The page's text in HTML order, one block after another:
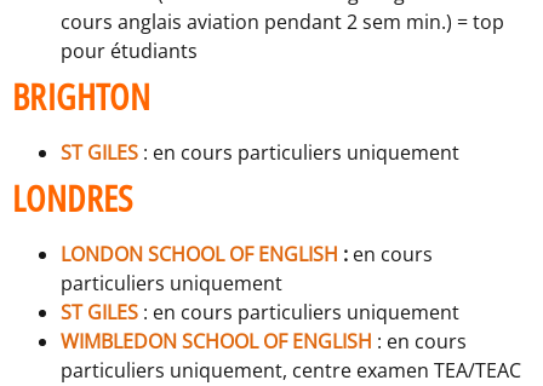
cours anglais aviation pendant 2 sem min.) = top
pour étudiants
BRIGHTON
ST GILES : en cours particuliers uniquement
LONDRES
LONDON SCHOOL OF ENGLISH : en cours
particuliers uniquement
ST GILES : en cours particuliers uniquement
WIMBLEDON SCHOOL OF ENGLISH : en cours
particuliers uniquement, centre examen TEA/TEAC